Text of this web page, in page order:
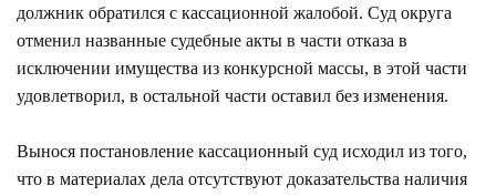
должник обратился с кассационной жалобой. Суд округа
отменил названные судебные акты в части отказа в
исключении имущества из конкурсной массы, в этой части
удовлетворил, в остальной части оставил без изменения.
Вынося постановление кассационный суд исходил из того,
что в материалах дела отсутствуют доказательства наличия